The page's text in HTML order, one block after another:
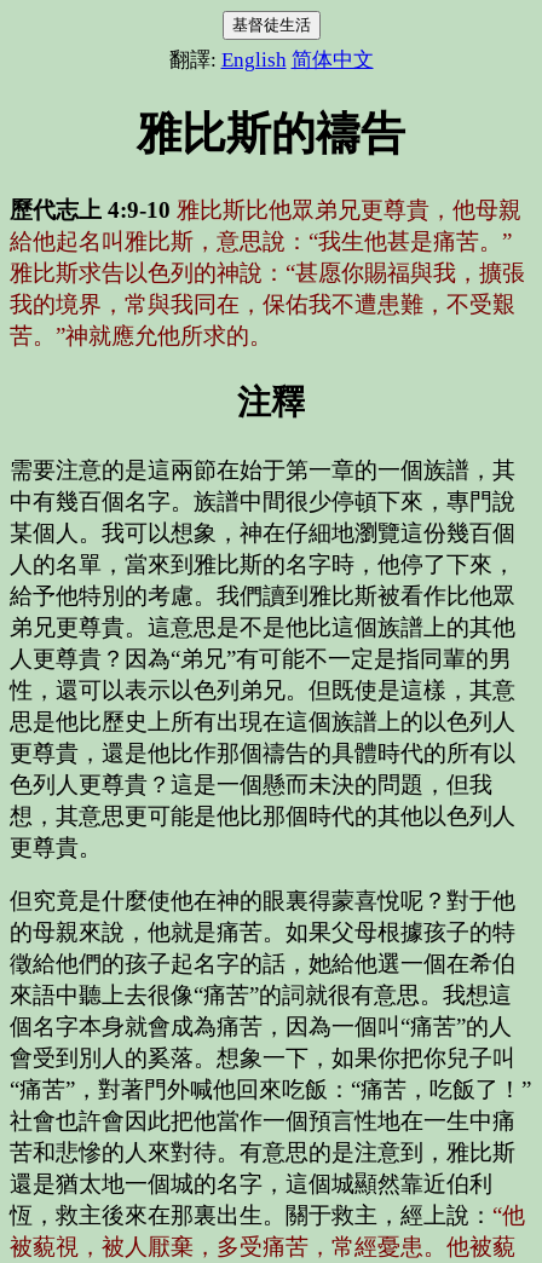
基督徒生活
翻譯: English 简体中文
雅比斯的禱告
歷代志上 4:9-10 雅比斯比他眾弟兄更尊貴，他母親
給他起名叫雅比斯，意思說：“我生他甚是痛苦。”
雅比斯求告以色列的神說：“甚愿你賜福與我，擴張
我的境界，常與我同在，保佑我不遭患難，不受艱
苦。”神就應允他所求的。
注釋
需要注意的是這兩節在始于第一章的一個族譜，其
中有幾百個名字。族譜中間很少停頓下來，專門說
某個人。我可以想象，神在仔細地瀏覽這份幾百個
人的名單，當來到雅比斯的名字時，他停了下來，
給予他特別的考慮。我們讀到雅比斯被看作比他眾
弟兄更尊貴。這意思是不是他比這個族譜上的其他
人更尊貴？因為“弟兄”有可能不一定是指同輩的男
性，還可以表示以色列弟兄。但既使是這樣，其意
思是他比歷史上所有出現在這個族譜上的以色列人
更尊貴，還是他比作那個禱告的具體時代的所有以
色列人更尊貴？這是一個懸而未決的問題，但我
想，其意思更可能是他比那個時代的其他以色列人
更尊貴。
但究竟是什麼使他在神的眼裏得蒙喜悅呢？對于他
的母親來說，他就是痛苦。如果父母根據孩子的特
徵給他們的孩子起名字的話，她給他選一個在希伯
來語中聽上去很像“痛苦”的詞就很有意思。我想這
個名字本身就會成為痛苦，因為一個叫“痛苦”的人
會受到別人的奚落。想象一下，如果你把你兒子叫
“痛苦”，對著門外喊他回來吃飯：“痛苦，吃飯了！”
社會也許會因此把他當作一個預言性地在一生中痛
苦和悲慘的人來對待。有意思的是注意到，雅比斯
還是猶太地一個城的名字，這個城顯然靠近伯利
恆，救主後來在那裏出生。關于救主，經上說： “他
被藐視，被人厭棄，多受痛苦，常經憂患。他被藐